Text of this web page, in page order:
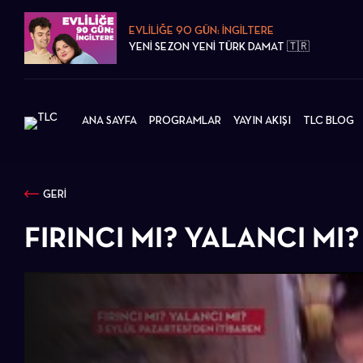
EVLİLİĞE 90 GÜN: İNGİLTERE
YENİ SEZON YENİ TÜRK DAMAT 🇹🇷
ANA SAYFA PROGRAMLAR YAYIN AKIŞI TLC BLOG
GERİ
FIRINCI MI? YALANCI MI?